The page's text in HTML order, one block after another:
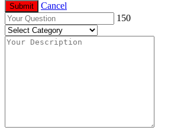
Submit
Cancel
150